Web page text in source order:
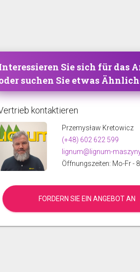
Sie sich für das
suchen Sie etwas
kontaktieren
Przemysław Kretowicz
(+48) 602 622 599
lignum@lignum-
Öffnungszeiten: Mo-Fr -
FORDERN SIE EIN ANGEBOT AN